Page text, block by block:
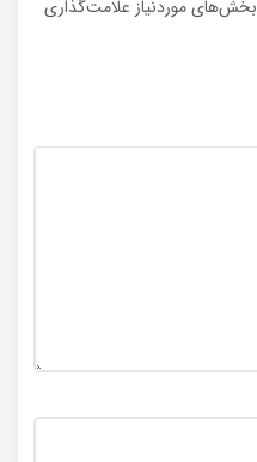
بخش‌های موردنیاز علامت‌گذاری